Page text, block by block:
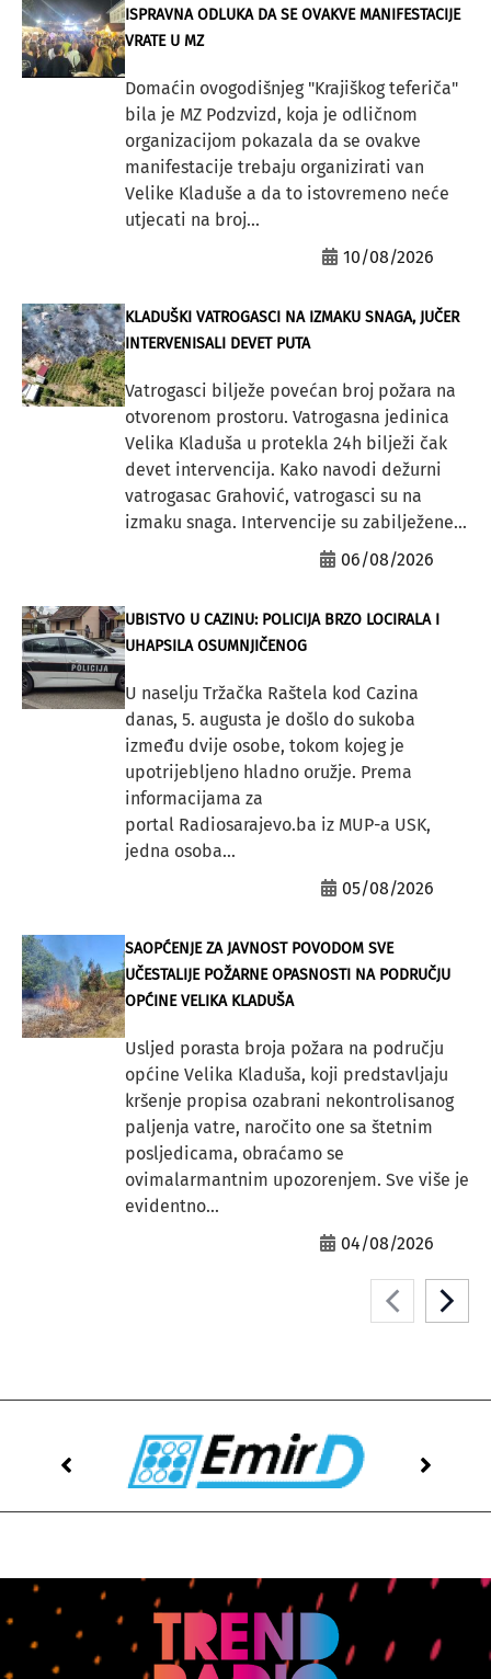
ISPRAVNA ODLUKA DA SE OVAKVE MANIFESTACIJE
VRATE U MZ
Domaćin ovogodišnjeg "Krajiškog teferiča"
bila je MZ Podzvizd, koja je odličnom
organizacijom pokazala da se ovakve
manifestacije trebaju organizirati van
Velike Kladuše a da to istovremeno neće
utjecati na broj...
10/08/2026
KLADUŠKI VATROGASCI NA IZMAKU SNAGA, JUČER
INTERVENISALI DEVET PUTA
Vatrogasci bilježe povećan broj požara na
otvorenom prostoru. Vatrogasna jedinica
Velika Kladuša u protekla 24h bilježi čak
devet intervencija. Kako navodi dežurni
vatrogasac Grahović, vatrogasci su na
izmaku snaga. Intervencije su zabilježene...
06/08/2026
UBISTVO U CAZINU: POLICIJA BRZO LOCIRALA I
UHAPSILA OSUMNJIČENOG
U naselju Tržačka Raštela kod Cazina
danas, 5. augusta je došlo do sukoba
između dvije osobe, tokom kojeg je
upotrijebljeno hladno oružje. Prema
informacijama za
portal Radiosarajevo.ba iz MUP-a USK,
jedna osoba...
05/08/2026
SAOPĆENJE ZA JAVNOST POVODOM SVE
UČESTALIJE POŽARNE OPASNOSTI NA PODRUČJU
OPĆINE VELIKA KLADUŠA
Usljed porasta broja požara na području
općine Velika Kladuša, koji predstavljaju
kršenje propisa ozabrani nekontrolisanog
paljenja vatre, naročito one sa štetnim
posljedicama, obraćamo se
ovimalarmantnim upozorenjem. Sve više je
evidentno...
04/08/2026